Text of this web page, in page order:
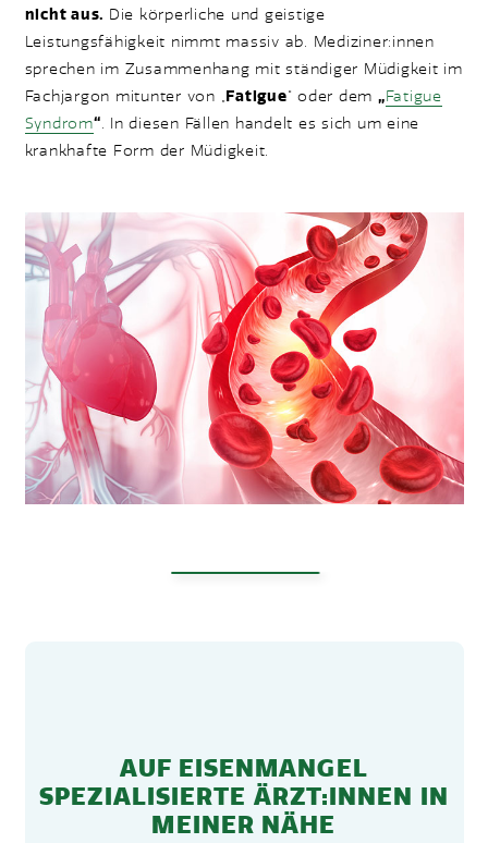
nicht aus. Die körperliche und geistige
Leistungsfähigkeit nimmt massiv ab. Mediziner:innen
sprechen im Zusammenhang mit ständiger Müdigkeit im
Fachjargon mitunter von „Fatigue“ oder dem „Fatigue
Syndrom“. In diesen Fällen handelt es sich um eine
krankhafte Form der Müdigkeit.
AUF EISENMANGEL
SPEZIALISIERTE ÄRZT:INNEN IN
MEINER NÄHE